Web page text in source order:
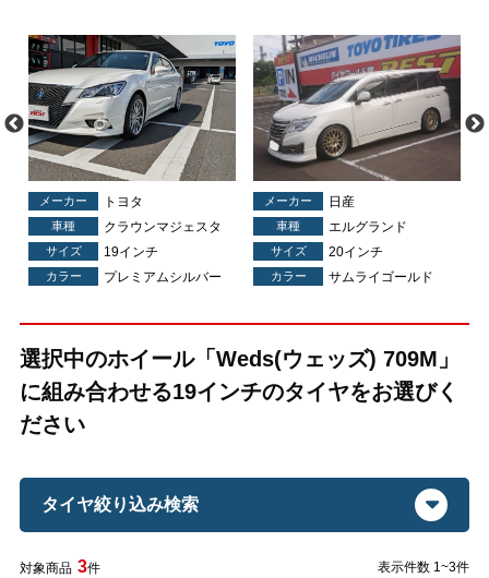
メーカー トヨタ
車種 クラウンマジェスタ
サイズ 19インチ
カラー プレミアムシルバー
メーカー 日産
車種 エルグランド
サイズ 20インチ
カラー サムライゴールド
選択中のホイール「Weds(ウェッズ) 709M」
に組み合わせる19インチのタイヤをお選びく
ださい
タイヤ絞り込み検索
対象商品 3件 表示件数 1~3件